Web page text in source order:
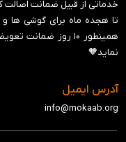
خدماتی از قبیل ضمانت اصالت
همینطور ۱۰ روز
نماید🧡
آدرس ایمیل
info@mokaab.org